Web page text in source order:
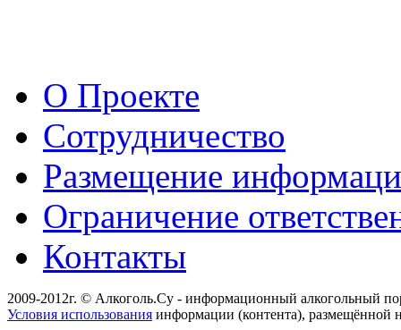
О Проекте
Сотрудничество
Размещение
Ограничение
Контакты
2009-2012г. © Алкоголь.Су - информационный алкогольный
Условия использования информации (контента), размещённой